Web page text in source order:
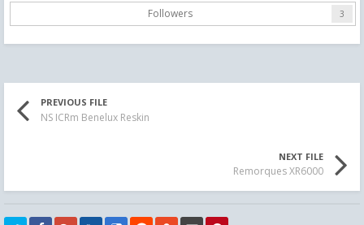
Followers 3
PREVIOUS FILE
NS ICRm Benelux Reskin
NEXT FILE
Remorques XR6000